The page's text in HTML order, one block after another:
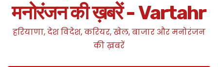
मनोरंजन की ख़बरें - Vartahr
हरियाणा, देश विदेश, करियर, खेल, बाजार और मनोरंजन
की ख़बरें